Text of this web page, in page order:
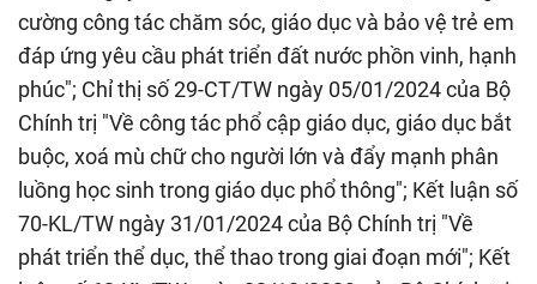
cường công tác chăm sóc, giáo dục và bảo vệ trẻ em
đáp ứng yêu cầu phát triển đất nước phồn vinh, hạnh
phúc"; Chỉ thị số 29-CT/TW ngày 05/01/2024 của Bộ
Chính trị "Về công tác phổ cập giáo dục, giáo dục bắt
buộc, xoá mù chữ cho người lớn và đẩy mạnh phân
luồng học sinh trong giáo dục phổ thông"; Kết luận số
70-KL/TW ngày 31/01/2024 của Bộ Chính trị "Về
phát triển thể dục, thể thao trong giai đoạn mới"; Kết